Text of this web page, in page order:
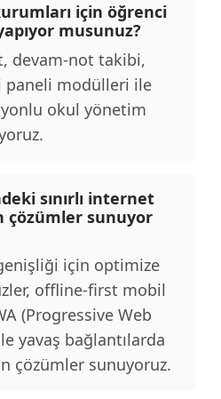
için öğrenci
musunuz?
devam-not takibi,
paneli modülleri ile
okul yönetim
sınırlı internet
çözümler sunuyor
için optimize
offline-first mobil
(Progressive Web
yavaş bağlantılarda
çözümler sunuyoruz.